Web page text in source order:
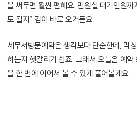
을 써두면 훨씬 편해요. 민원실 대기인원까
도 될지” 감이 바로 오거든요.
세무서방문예약은 생각보다 단순한데, 막
하는지 헷갈리기 쉽죠. 그래서 오늘은 예약
을 한 번에 이어서 볼 수 있게 풀어볼게요.